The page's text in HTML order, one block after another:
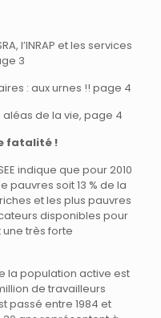
l’INRAP et les services
3
: aux urnes !! page 4
de la vie, page 4
fatalité !
indique que pour 2010
pauvres soit 13 % de la
et les plus pauvres
disponibles pour
une très forte
la population active est
de travailleurs
passé entre 1984 et